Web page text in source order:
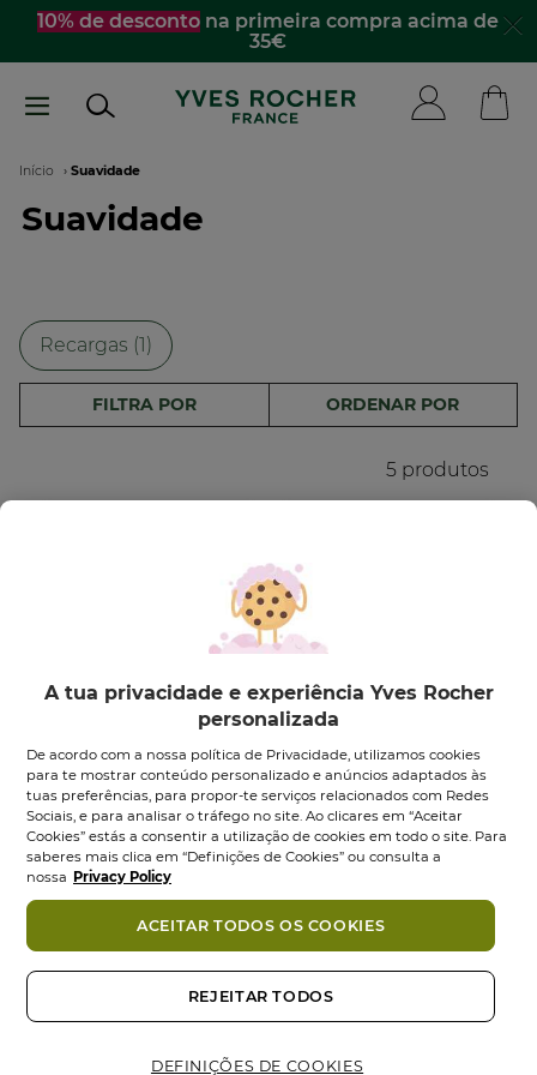
Passar
conteúdo
10% de descontona primeira compra acima de
35€
Navegação
estrutural
Início Suavidade
Suavidade
Recargas (1)
FILTRA POR ORDENAR POR
5 produtos
Suavidade Spray
Desembaraçante...
Vaporizador 150 ml
5.0 (1)
5.0
em
5
estrelas.
12,95 €
Suavidade Champô
Suave - 300 ml
Frasco 300 ml
5.0 (3)
5.0
em
estrelas.
3
5,95 €
A tua privacidade e experiência Yves Rocher
personalizada
De acordo com a nossa política de Privacidade, utilizamos cookies
para te mostrar conteúdo personalizado e anúncios adaptados às
tuas preferências, para propor-te serviços relacionados com Redes
Sociais, e para analisar o tráfego no site. Ao clicares em “Aceitar
Cookies” estás a consentir a utilização de cookies em todo o site. Para
saberes mais clica em “Definições de Cookies” ou consulta a
nossa Privacy Policy
DEFINIÇÕES DE COOKIES
REJEITAR TODOS
ACEITAR TODOS OS COOKIES